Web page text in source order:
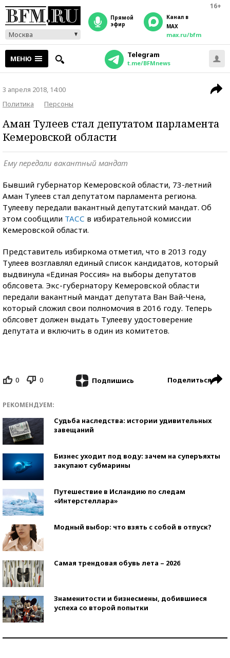
16+
Москва
прямой
эфир
Канал в
MAX
max.ru/bfm
МЕНЮ Telegram
t.me/BFMnews
3 апреля 2018, 14:00
Политика
Персоны
Аман Тулеев стал депутатом парламента
Кемеровской области
Ему передали вакантный мандат
Бывший губернатор Кемеровской области, 73-летний
Аман Тулеев стал депутатом парламента региона.
Тулееву передали вакантный депутатский мандат. Об
этом сообщили ТАСС в избирательной комиссии
Кемеровской области.
Представитель избиркома отметил, что в 2013 году
Тулеев возглавлял единый список кандидатов, который
выдвинула «Единая Россия» на выборы депутатов
облсовета. Экс-губернатору Кемеровской области
передали вакантный мандат депутата Ван Вай-Чена,
который сложил свои полномочия в 2016 году. Теперь
облсовет должен выдать Тулееву удостоверение
депутата и включить в один из комитетов.
0 0 Подпишись Поделиться
РЕКОМЕНДУЕМ:
Судьба наследства: истории удивительных
завещаний
Бизнес уходит под воду: зачем на суперъяхты
закупают субмарины
Путешествие в Исландию по следам
«Интерстеллара»
Модный выбор: что взять с собой в отпуск?
Самая трендовая обувь лета – 2026
Знаменитости и бизнесмены, добившиеся
успеха со второй попытки